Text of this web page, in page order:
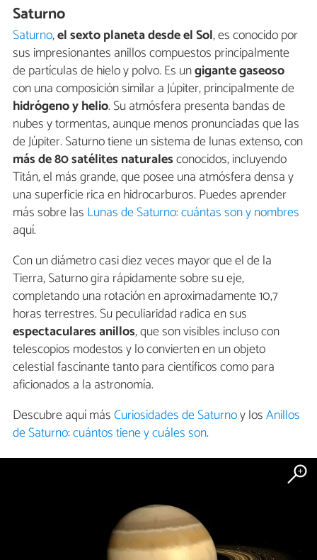
Saturno
Saturno,el sexto planeta desde el Sol, es conocido por
sus impresionantes anillos compuestos principalmente
de partículas de hielo y polvo. Es ungigante gaseoso
con una composición similar a Júpiter, principalmente de
hidrógeno y helio. Su atmósfera presenta bandas de
nubes y tormentas, aunque menos pronunciadas que las
de Júpiter. Saturno tiene un sistema de lunas extenso, con
más de 80 satélites naturalesconocidos, incluyendo
Titán, el más grande, que posee una atmósfera densa y
una superficie rica en hidrocarburos. Puedes aprender
más sobre las Lunas de Saturno: cuántas son y nombres
aquí.
Con un diámetro casi diez veces mayor que el de la
Tierra, Saturno gira rápidamente sobre su eje,
completando una rotación en aproximadamente 10,7
horas terrestres. Su peculiaridad radica en sus
espectaculares anillos, que son visibles incluso con
telescopios modestos y lo convierten en un objeto
celestial fascinante tanto para científicos como para
aficionados a la astronomía.
Descubre aquí másCuriosidades de Saturnoy losAnillos
de Saturno: cuántos tiene y cuáles son.